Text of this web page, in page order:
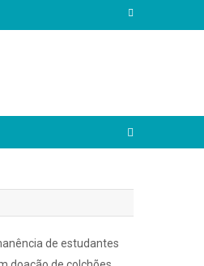
de estudantes